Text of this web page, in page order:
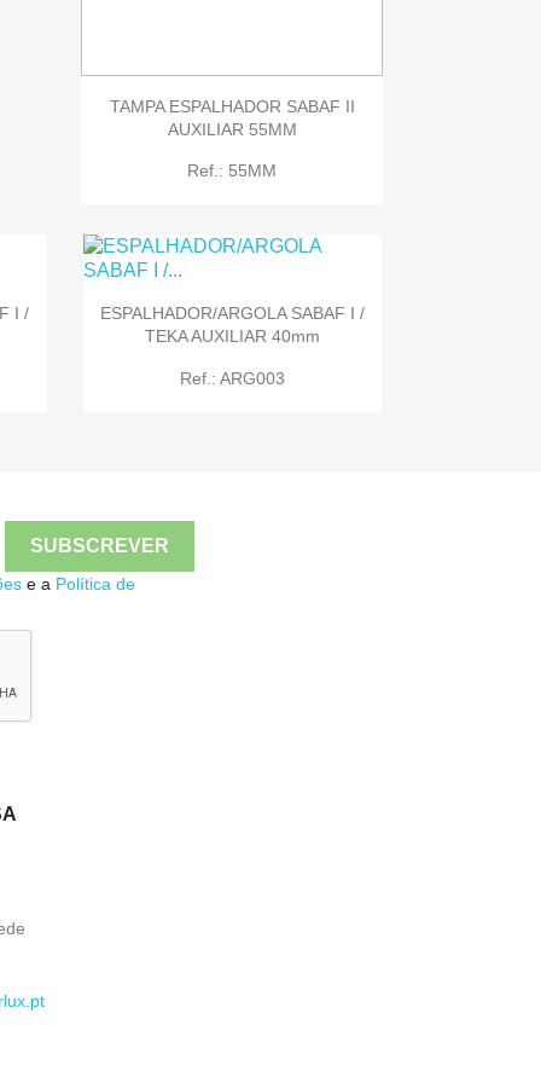
TAMPA ESPALHADOR SABAF II
AUXILIAR 55MM
Ref.: 55MM
 Quick view
I /
ESPALHADOR/ARGOLA SABAF I /
TEKA AUXILIAR 40mm
Ref.: ARG003
e a Política de